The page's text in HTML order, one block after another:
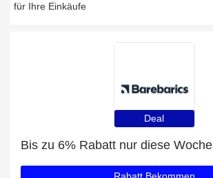
für Ihre Einkäufe
Deal
Bis zu 6% Rabatt nur diese Woche